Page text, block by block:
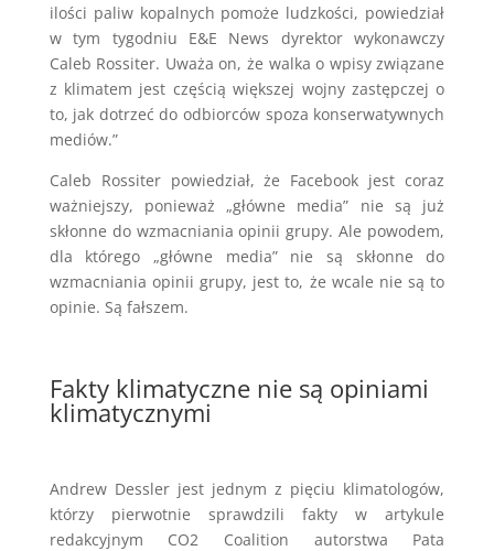
ilości paliw kopalnych pomoże ludzkości, powiedział
w tym tygodniu E&E News dyrektor wykonawczy
Caleb Rossiter. Uważa on, że walka o wpisy związane
z klimatem jest częścią większej wojny zastępczej o
to, jak dotrzeć do odbiorców spoza konserwatywnych
mediów.”
Caleb Rossiter powiedział, że Facebook jest coraz
ważniejszy, ponieważ „główne media” nie są już
skłonne do wzmacniania opinii grupy. Ale powodem,
dla którego „główne media” nie są skłonne do
wzmacniania opinii grupy, jest to, że wcale nie są to
opinie. Są fałszem.
Fakty klimatyczne nie są opiniami
klimatycznymi
Andrew Dessler jest jednym z pięciu klimatologów,
którzy pierwotnie sprawdzili fakty w artykule
redakcyjnym CO2 Coalition autorstwa Pata